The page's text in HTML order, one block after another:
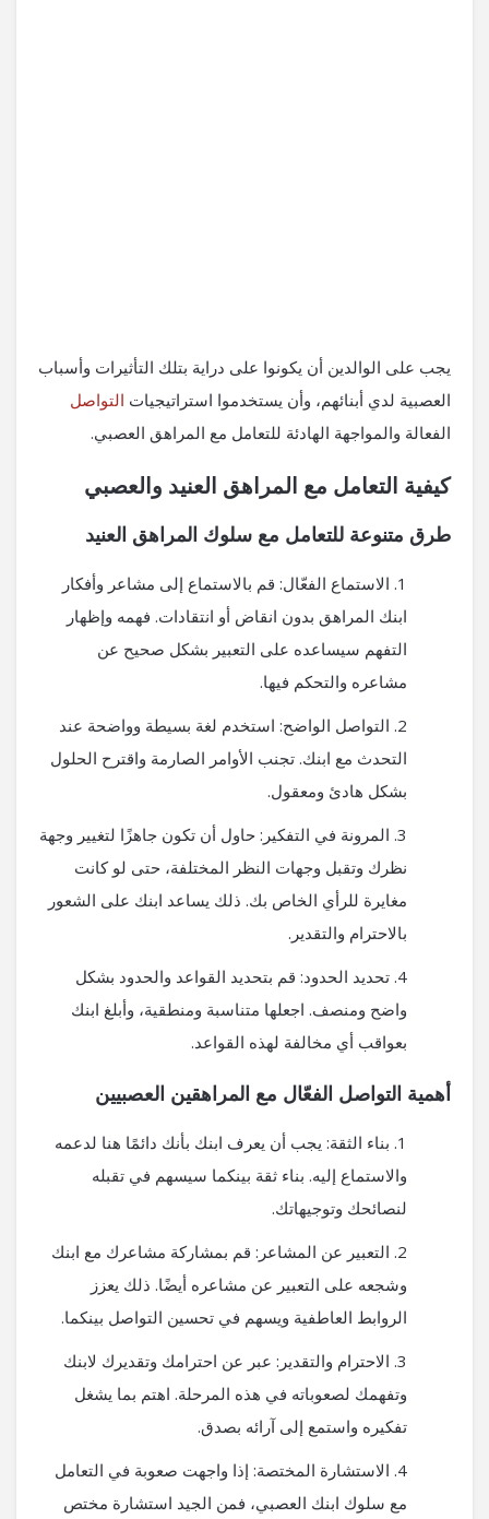
يجب على الوالدين أن يكونوا على دراية بتلك التأثيرات وأسباب
العصبية لدي أبنائهم، وأن يستخدموا استراتيجيات التواصل
الفعالة والمواجهة الهادئة للتعامل مع المراهق العصبي.
كيفية التعامل مع المراهق العنيد والعصبي
طرق متنوعة للتعامل مع سلوك المراهق العنيد
الاستماع الفعّال: قم بالاستماع إلى مشاعر وأفكار
ابنك المراهق بدون انقاض أو انتقادات. فهمه وإظهار
التفهم سيساعده على التعبير بشكل صحيح عن
مشاعره والتحكم فيها.
التواصل الواضح: استخدم لغة بسيطة وواضحة عند
التحدث مع ابنك. تجنب الأوامر الصارمة واقترح الحلول
بشكل هادئ ومعقول.
المرونة في التفكير: حاول أن تكون جاهزًا لتغيير وجهة
نظرك وتقبل وجهات النظر المختلفة، حتى لو كانت
مغايرة للرأي الخاص بك. ذلك يساعد ابنك على الشعور
بالاحترام والتقدير.
تحديد الحدود: قم بتحديد القواعد والحدود بشكل
واضح ومنصف. اجعلها متناسبة ومنطقية، وأبلغ ابنك
بعواقب أي مخالفة لهذه القواعد.
أهمية التواصل الفعّال مع المراهقين العصبيين
بناء الثقة: يجب أن يعرف ابنك بأنك دائمًا هنا لدعمه
والاستماع إليه. بناء ثقة بينكما سيسهم في تقبله
لنصائحك وتوجيهاتك.
التعبير عن المشاعر: قم بمشاركة مشاعرك مع ابنك
وشجعه على التعبير عن مشاعره أيضًا. ذلك يعزز
الروابط العاطفية ويسهم في تحسين التواصل بينكما.
الاحترام والتقدير: عبر عن احترامك وتقديرك لابنك
وتفهمك لصعوباته في هذه المرحلة. اهتم بما يشغل
تفكيره واستمع إلى آرائه بصدق.
الاستشارة المختصة: إذا واجهت صعوبة في التعامل
مع سلوك ابنك العصبي، فمن الجيد استشارة مختص